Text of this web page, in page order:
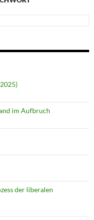
im Aufbruch
der liberalen